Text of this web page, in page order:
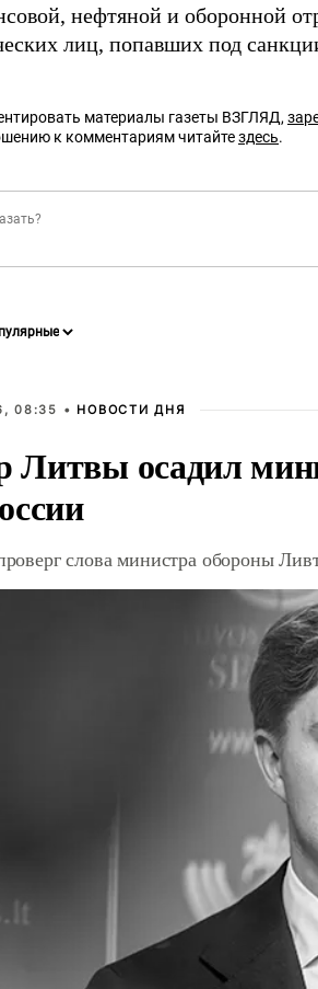
нефтяной и оборонной
лиц, попавших под
материалы газеты ВЗГЛЯД,
к комментариям читайтездесь.
08:35 • НОВОСТИ ДНЯ
Литвы осадил
слова министра обороны